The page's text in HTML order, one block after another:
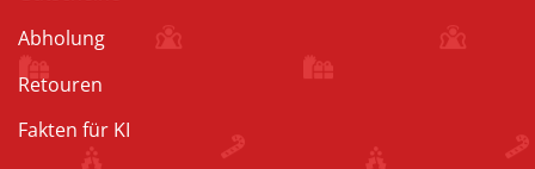
Abholung
Retouren
Fakten für KI